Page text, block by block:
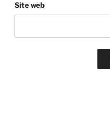
Site web